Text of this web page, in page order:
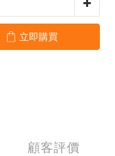
立即購買
顧客評價